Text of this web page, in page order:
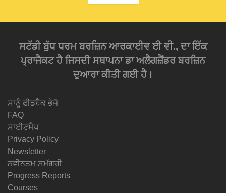
ਸਟੱਡੀ ਬੁੱਧ ਧਰਮ ਬਰਜ਼ਿਨ ਆਰਕਾਈਵ ਈ ਵੀ., ਦਾ ਇੱਕ
ਪ੍ਰਾਜੈਕਟ ਹੈ ਜਿਸਦੀ ਸਥਾਪਨਾ ਡਾ ਅਲੈਗਜ਼ੈਂਡਰ ਬਰਜ਼ਿਨ
ਦੁਆਰਾ ਕੀਤੀ ਗਈ ਹੈ।
ਸਾਨੂੰ ਫੀਡਬੈਕ ਭੇਜੋ
FAQ
ਸਾਈਟਮੈਪ
Privacy Policy
Newsletter
ਨਵੀਨਤਮ ਸਮੱਗਰੀ
Progress Reports
Courses